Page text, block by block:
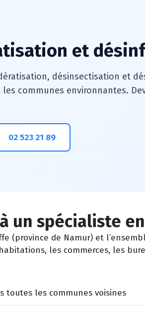
et
désinsectisation et
communes environnantes.
02 523 21 89
un spécialiste
(province de Namur) et
les commerces, les
toutes les communes voisines